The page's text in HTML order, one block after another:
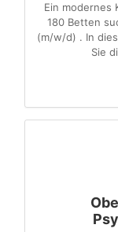
Ein modernes
180 Betten
(m/w/d) . In
Sie